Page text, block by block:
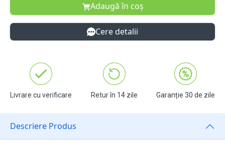
Adaugă în coș
Cere detalii
Livrare cu verificare Retur în 14 zile Garanție 30 de zile
Descriere Produs